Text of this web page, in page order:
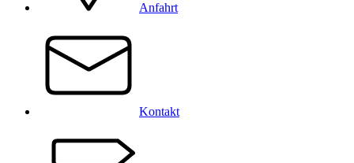
Anfahrt
Kontakt